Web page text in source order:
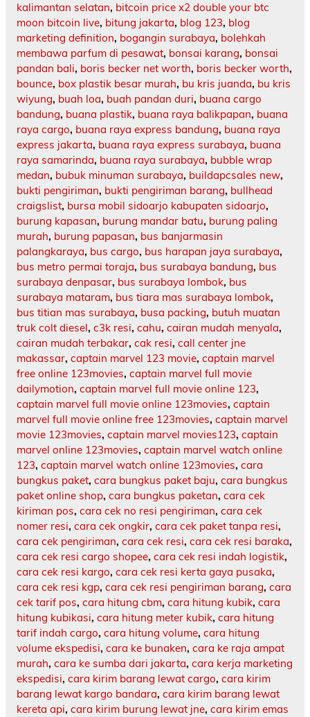
kalimantan selatan, bitcoin price x2 double your btc
moon bitcoin live, bitung jakarta, blog 123, blog
marketing definition, bogangin surabaya, bolehkah
membawa parfum di pesawat, bonsai karang, bonsai
pandan bali, boris becker net worth, boris becker worth,
bounce, box plastik besar murah, bu kris juanda, bu kris
wiyung, buah loa, buah pandan duri, buana cargo
bandung, buana plastik, buana raya balikpapan, buana
raya cargo, buana raya express bandung, buana raya
express jakarta, buana raya express surabaya, buana
raya samarinda, buana raya surabaya, bubble wrap
medan, bubuk minuman surabaya, buildapcsales new,
bukti pengiriman, bukti pengiriman barang, bullhead
craigslist, bursa mobil sidoarjo kabupaten sidoarjo,
burung kapasan, burung mandar batu, burung paling
murah, burung papasan, bus banjarmasin
palangkaraya, bus cargo, bus harapan jaya surabaya,
bus metro permai toraja, bus surabaya bandung, bus
surabaya denpasar, bus surabaya lombok, bus
surabaya mataram, bus tiara mas surabaya lombok,
bus titian mas surabaya, busa packing, butuh muatan
truk colt diesel, c3k resi, cahu, cairan mudah menyala,
cairan mudah terbakar, cak resi, call center jne
makassar, captain marvel 123 movie, captain marvel
free online 123movies, captain marvel full movie
dailymotion, captain marvel full movie online 123,
captain marvel full movie online 123movies, captain
marvel full movie online free 123movies, captain marvel
movie 123movies, captain marvel movies123, captain
marvel online 123movies, captain marvel watch online
123, captain marvel watch online 123movies, cara
bungkus paket, cara bungkus paket baju, cara bungkus
paket online shop, cara bungkus paketan, cara cek
kiriman pos, cara cek no resi pengiriman, cara cek
nomer resi, cara cek ongkir, cara cek paket tanpa resi,
cara cek pengiriman, cara cek resi, cara cek resi baraka,
cara cek resi cargo shopee, cara cek resi indah logistik,
cara cek resi kargo, cara cek resi kerta gaya pusaka,
cara cek resi kgp, cara cek resi pengiriman barang, cara
cek tarif pos, cara hitung cbm, cara hitung kubik, cara
hitung kubikasi, cara hitung meter kubik, cara hitung
tarif indah cargo, cara hitung volume, cara hitung
volume ekspedisi, cara ke bunaken, cara ke raja ampat
murah, cara ke sumba dari jakarta, cara kerja marketing
ekspedisi, cara kirim barang lewat cargo, cara kirim
barang lewat kargo bandara, cara kirim barang lewat
kereta api, cara kirim burung lewat jne, cara kirim emas